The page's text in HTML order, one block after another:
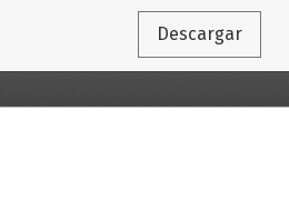
Descargar